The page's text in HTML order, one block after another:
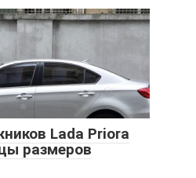
Lada Priora
размеров